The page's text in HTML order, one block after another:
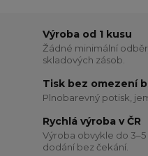
Výroba od 1 kusu
Žádné minimální
skladových zásob.
Tisk bez omezení
Plnobarevný potisk,
Rychlá výroba v ČR
Výroba obvykle do
dodání bez čekání.